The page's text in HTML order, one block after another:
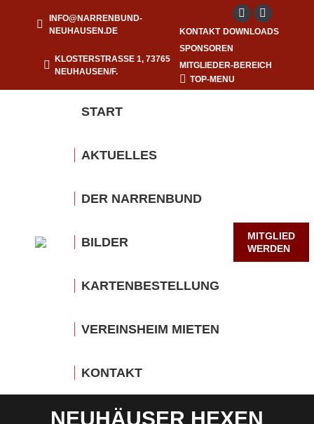
INFO@NARRENBUND-
NEUHAUSEN.DE
KLOSTERSTRASSE 1, 73765 N
EUHAUSEN/F.
FacebookInstagram
KONTAKT DOWNLOADS
SPONSOREN
MITGLIEDER-BEREICH
TOP-MENU
START
AKTUELLES
DER NARRENBUND
BILDER
KARTENBESTELLUNG
VEREINSHEIM MIETEN
KONTAKT
MITGLIED
WERDEN
NEUHÄUSER HEXEN
Sie befinden sich hier: